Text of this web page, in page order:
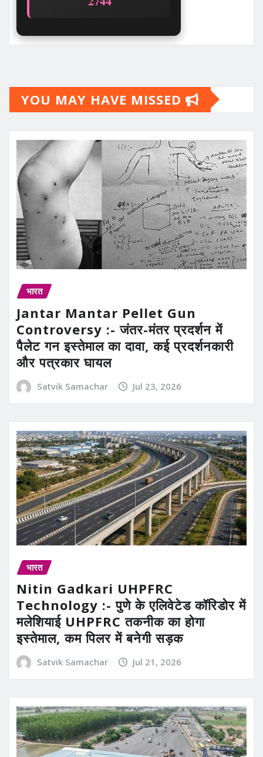
YOU MAY HAVE MISSED
भारत
Jantar Mantar Pellet Gun
Controversy :- जंतर-मंतर प्रदर्शन में
पैलेट गन इस्तेमाल का दावा, कई प्रदर्शनकारी
और पत्रकार घायल
Satvik Samachar Jul 23, 2026
भारत
Nitin Gadkari UHPFRC
Technology :- पुणे के एलिवेटेड कॉरिडोर में
मलेशियाई UHPFRC तकनीक का होगा
इस्तेमाल, कम पिलर में बनेगी सड़क
Satvik Samachar Jul 21, 2026